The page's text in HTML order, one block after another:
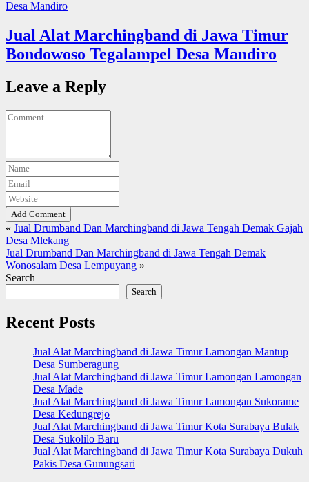
Jual Alat Marchingband di Jawa Timur
Bondowoso Tegalampel Desa Mandiro
Leave a Reply
Add Comment
« Jual Drumband Dan Marchingband di Jawa Tengah Demak Gajah
Desa Mlekang
Jual Drumband Dan Marchingband di Jawa Tengah Demak
Wonosalam Desa Lempuyang »
Search
Search
Recent Posts
Jual Alat Marchingband di Jawa Timur Lamongan Mantup
Desa Sumberagung
Jual Alat Marchingband di Jawa Timur Lamongan Lamongan
Desa Made
Jual Alat Marchingband di Jawa Timur Lamongan Sukorame
Desa Kedungrejo
Jual Alat Marchingband di Jawa Timur Kota Surabaya Bulak
Desa Sukolilo Baru
Jual Alat Marchingband di Jawa Timur Kota Surabaya Dukuh
Pakis Desa Gunungsari